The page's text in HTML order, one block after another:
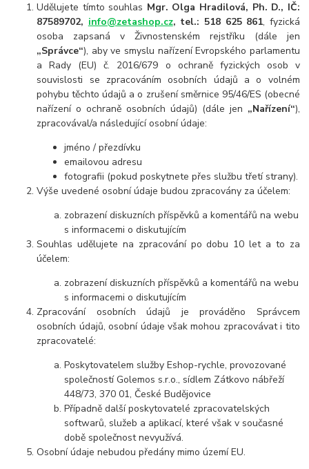
Udělujete tímto souhlas Mgr. Olga Hradilová, Ph. D., IČ:
87589702, info@zetashop.cz, tel.: 518 625 861, fyzická
osoba zapsaná v Živnostenském rejstříku (dále jen
„Správce“), aby ve smyslu nařízení Evropského parlamentu
a Rady (EU) č. 2016/679 o ochraně fyzických osob v
souvislosti se zpracováním osobních údajů a o volném
pohybu těchto údajů a o zrušení směrnice 95/46/ES (obecné
nařízení o ochraně osobních údajů) (dále jen „Nařízení“),
zpracovával/a následující osobní údaje:
jméno / přezdívku
emailovou adresu
fotografii (pokud poskytnete přes službu třetí strany).
Výše uvedené osobní údaje budou zpracovány za účelem:
zobrazení diskuzních příspěvků a komentářů na webu
s informacemi o diskutujícím
Souhlas udělujete na zpracování po dobu 10 let a to za
účelem:
zobrazení diskuzních příspěvků a komentářů na webu
s informacemi o diskutujícím
Zpracování osobních údajů je prováděno Správcem
osobních údajů, osobní údaje však mohou zpracovávat i tito
zpracovatelé:
Poskytovatelem služby Eshop-rychle, provozované
společností Golemos s.r.o., sídlem Zátkovo nábřeží
448/73, 370 01, České Budějovice
Případně další poskytovatelé zpracovatelských
softwarů, služeb a aplikací, které však v současné
době společnost nevyužívá.
Osobní údaje nebudou předány mimo území EU.